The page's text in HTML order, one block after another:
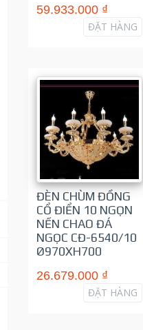
59.933.000 ₫
ĐẶT HÀNG
ĐÈN CHÙM ĐỒNG
CỔ ĐIỂN 10 NGỌN
NẾN CHAO ĐÁ
NGỌC CĐ-6540/10
Ø970XH700
26.679.000 ₫
ĐẶT HÀNG